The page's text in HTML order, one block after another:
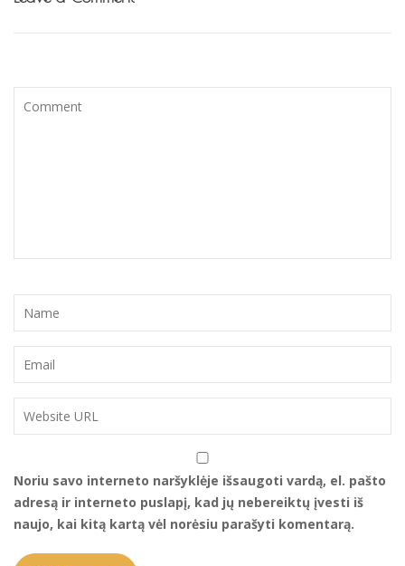
Noriu savo interneto naršyklėje išsaugoti vardą, el. pašto
adresą ir interneto puslapį, kad jų nebereiktų įvesti iš
naujo, kai kitą kartą vėl norėsiu parašyti komentarą.